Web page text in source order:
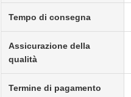
Tempo di consegna
Assicurazione della
qualità
Termine di pagamento